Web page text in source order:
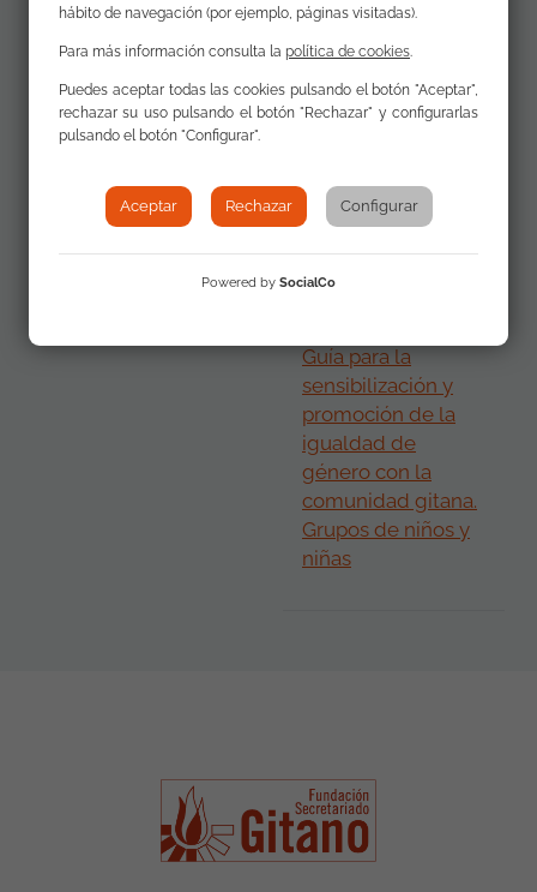
Materiales
adicionales
Guía para la
promoción de la
igualdad de
comunidad gitana.
Grupos de niños y
Guía para la
sensibilización y
promoción de la
igualdad de
género con la
comunidad gitana.
Grupos de niños y
niñas
hábito de navegación (por ejemplo, páginas visitadas).
Para más información consulta la política de cookies.
Puedes aceptar todas las cookies pulsando el botón "Aceptar",
rechazar su uso pulsando el botón "Rechazar" y configurarlas
pulsando el botón "Configurar".
Aceptar Rechazar Configurar
Powered by SocialCo